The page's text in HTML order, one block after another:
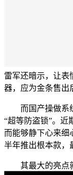
雷军还暗示，让表
器，应为金条售出
而国产操做系统
“超等防盗锁”。近
而能够静下心来细
半年推出根本款，
其最大的亮点就